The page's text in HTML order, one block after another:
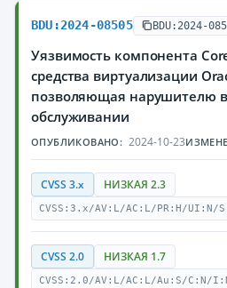
BDU:2024-08505 BDU:2024-
Уязвимость компонента
средства виртуализации
позволяющая нарушителю
обслуживании
ОПУБЛИКОВАНО: 2024-10-23
CVSS 3.x НИЗКАЯ 2.3
CVSS:3.x/AV:L/AC:L/PR:H/UI:N/
CVSS 2.0 НИЗКАЯ 1.7
CVSS:2.0/AV:L/AC:L/Au:S/C:N/